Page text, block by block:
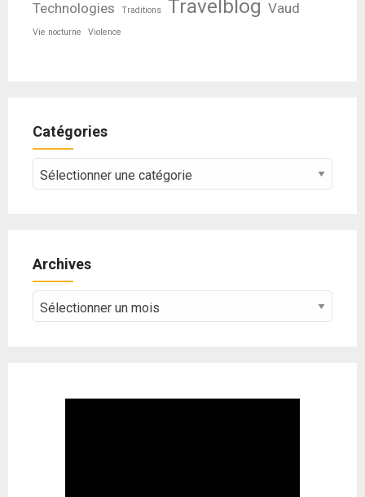
Technologies Traditions Travelblog Vaud
Vie nocturne Violence
Catégories
Catégories
Archives
Archives